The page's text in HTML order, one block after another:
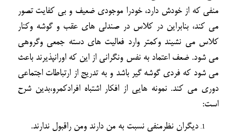
منفي كه از خودش دارد، خودرا موجودي ضعيف و بي كفايت تصور
مي كند، بنابراين در كلاس در صندلي هاي عقب و گوشه وكنار
كلاس مي نشيند وكمتر وارد فعاليت هاي دسته جمعي وگروهي
مي شود. ضعف اعتماد به نفس ونگراني از اين كه اورانپذيرند باعث
مي شود كه فردي گوشه گير باشد و به تدريج از ارتباطات اجتماعي
دوري مي كند. نمونه هايي از افكار اشتباه افرادكمرو،بدين شرح
است:
ديگران نظرمنفي نسبت به من دارند ومن راقبول ندارند.